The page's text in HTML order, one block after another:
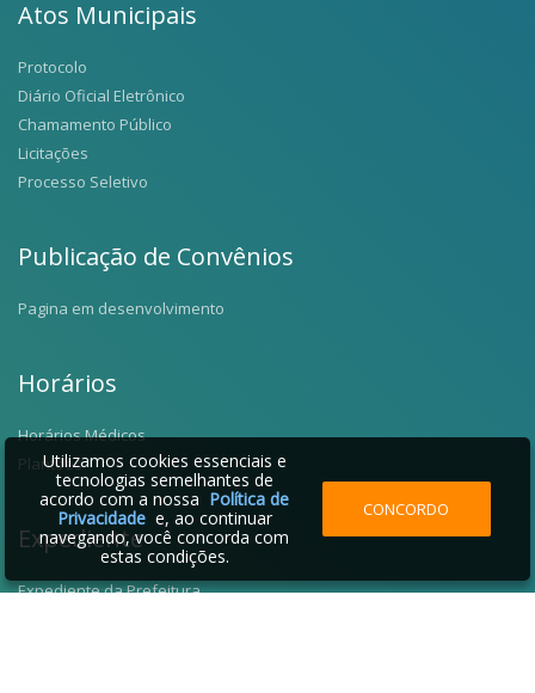
Atos Municipais
Protocolo
Diário Oficial Eletrônico
Chamamento Público
Licitações
Processo Seletivo
Publicação de Convênios
Pagina em desenvolvimento
Horários
Horários Médicos
Plantões
Expediente
Expediente da Prefeitura
Utilizamos cookies essenciais e
tecnologias semelhantes de
acordo com a nossa Política de
Privacidadee, ao continuar
navegando, você concorda com
estas condições.
CONCORDO